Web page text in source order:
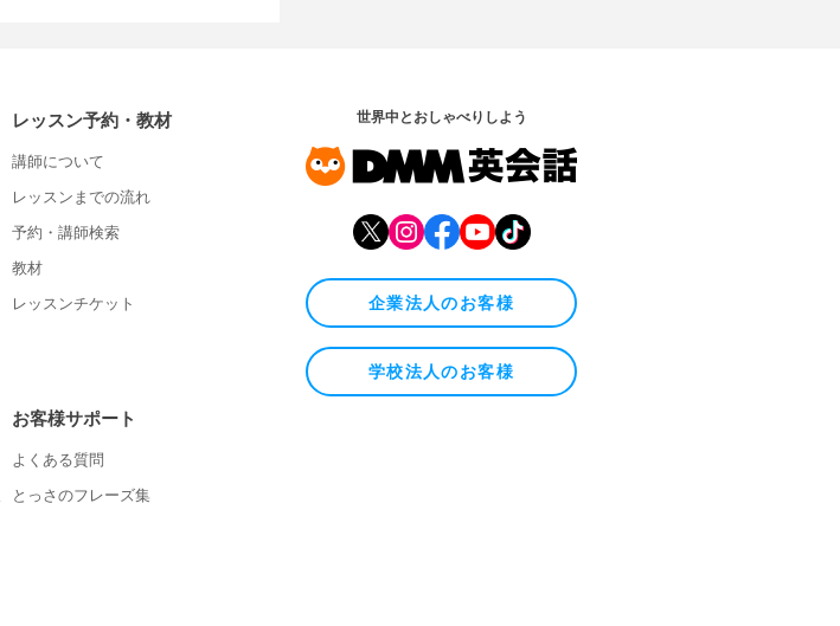
レッスン予約・教材
講師について
レッスンまでの流れ
予約・講師検索
教材
レッスンチケット
お客様サポート
よくある質問
とっさのフレーズ集
世界中とおしゃべりしよう
企業法人のお客様
学校法人のお客様